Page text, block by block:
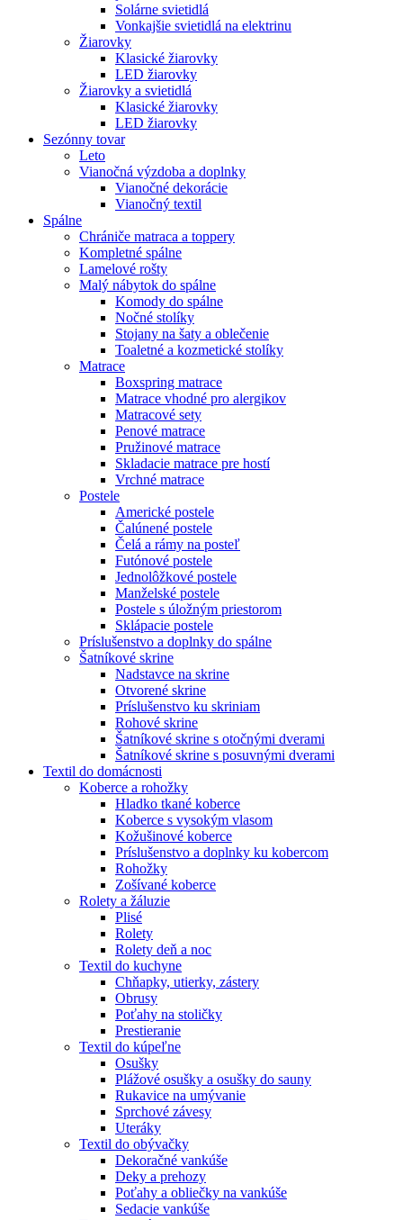
Solárne svietidlá
Vonkajšie svietidlá na elektrinu
Žiarovky
Klasické žiarovky
LED žiarovky
Žiarovky a svietidlá
Klasické žiarovky
LED žiarovky
Sezónny tovar
Leto
Vianočná výzdoba a doplnky
Vianočné dekorácie
Vianočný textil
Spálne
Chrániče matraca a toppery
Kompletné spálne
Lamelové rošty
Malý nábytok do spálne
Komody do spálne
Nočné stolíky
Stojany na šaty a oblečenie
Toaletné a kozmetické stolíky
Matrace
Boxspring matrace
Matrace vhodné pro alergikov
Matracové sety
Penové matrace
Pružinové matrace
Skladacie matrace pre hostí
Vrchné matrace
Postele
Americké postele
Čalúnené postele
Čelá a rámy na posteľ
Futónové postele
Jednolôžkové postele
Manželské postele
Postele s úložným priestorom
Sklápacie postele
Príslušenstvo a doplnky do spálne
Šatníkové skrine
Nadstavce na skrine
Otvorené skrine
Príslušenstvo ku skriniam
Rohové skrine
Šatníkové skrine s otočnými dverami
Šatníkové skrine s posuvnými dverami
Textil do domácnosti
Koberce a rohožky
Hladko tkané koberce
Koberce s vysokým vlasom
Kožušinové koberce
Príslušenstvo a doplnky ku kobercom
Rohožky
Zošívané koberce
Rolety a žáluzie
Plisé
Rolety
Rolety deň a noc
Textil do kuchyne
Chňapky, utierky, zástery
Obrusy
Poťahy na stoličky
Prestieranie
Textil do kúpeľne
Osušky
Plážové osušky a osušky do sauny
Rukavice na umývanie
Sprchové závesy
Uteráky
Textil do obývačky
Dekoračné vankúše
Deky a prehozy
Poťahy a obliečky na vankúše
Sedacie vankúše